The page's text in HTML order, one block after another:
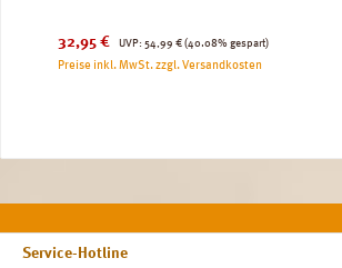
Verkaufspreis:
32,95 € UVP:
Regulärer Preis:
54,99 € (40.08% gespart)
Preise inkl. MwSt. zzgl. Versandkosten
Service-Hotline